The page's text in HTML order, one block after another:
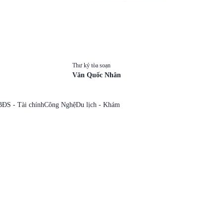
Thư ký tòa soạn
Văn Quốc Nhân
- Tài chínhCông NghệDu lịch - Khám